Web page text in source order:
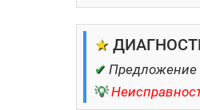
★
✔ Предложение
💡